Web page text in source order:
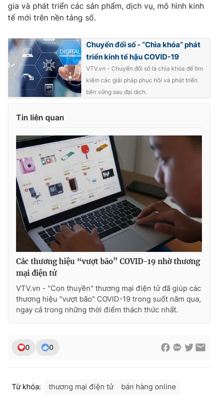
gia và phát triển các sản phẩm, dịch vụ, mô hình kinh
tế mới trên nền tảng số.
Chuyển đổi số - “Chìa khóa” phát
triển kinh tế hậu COVID-19
VTV.vn - Chuyển đổi số là chìa khóa để tìm
kiếm các giải pháp phục hồi và phát triển
bền vững sau đại dịch.
Tin liên quan
Các thương hiệu “vượt bão” COVID-19 nhờ thương
mại điện tử
VTV.vn - "Con thuyền" thương mại điện tử đã giúp các
thương hiệu "vượt bão" COVID-19 trong suốt năm qua,
ngay cả trong những thời điểm thách thức nhất.
0 0
Từ khóa: thương mại điện tử bán hàng online